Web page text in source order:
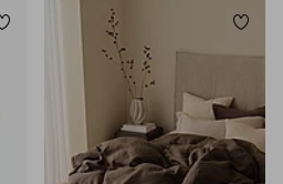
Legg til favoritter
240X220